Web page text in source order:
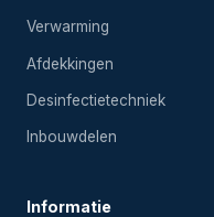
Verwarming
Afdekkingen
Desinfectietechniek
Inbouwdelen
Informatie